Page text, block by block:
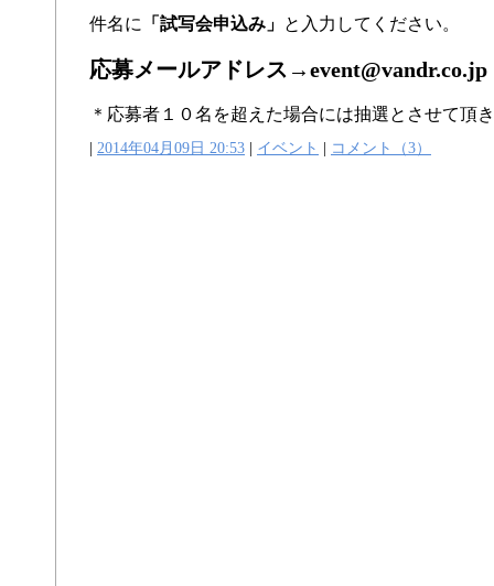
件名に
「試写会申込み」 と入力してください。
応募メールアドレス→event@vandr.co.jp
＊応募者１０名を超えた場合には抽選とさせて頂
2014年04月09日 20:53 イベント コメント（3）